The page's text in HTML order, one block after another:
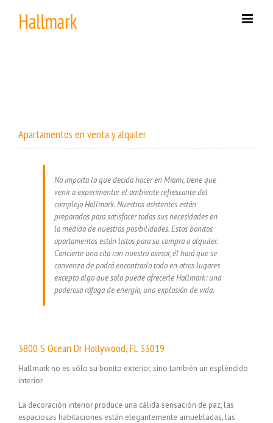
content
Apartamentos en ventayalquiler
No importa lo que decida hacer en Miami, tiene que
venir a experimentar el ambiente refrescante del
complejo Hallmark. Nuestros asistentes están
preparados para satisfacer todas sus necesidades en
la medida de nuestras posibilidades. Estos bonitos
apartamentos están listos para su compra o alquiler.
Concierte una cita con nuestro asesor, él hará que se
convenza de podrá encontrarlo todo en otros lugares
excepto algo que solo puede ofrecerle Hallmark: una
poderosa ráfaga de energía, una explosión de vida.
3800 S Ocean Dr Hollywood, FL 33019
Hallmark no es sólo su bonito exterior, sino también un espléndido
interior.
La decoración interior produce una cálida sensación de paz, las
espaciosas habitaciones están elegantemente amuebladas, las